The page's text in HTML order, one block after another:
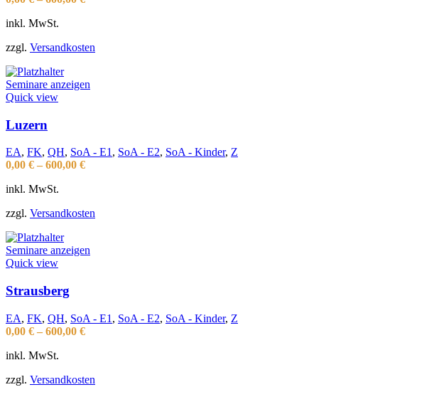
inkl. MwSt.
zzgl. Versandkosten
Seminare anzeigen
Quick view
Luzern
EA, FK, QH, SoA - E1, SoA - E2, SoA - Kinder, Z
0,00 € – 600,00 €
inkl. MwSt.
zzgl. Versandkosten
Seminare anzeigen
Quick view
Strausberg
EA, FK, QH, SoA - E1 , SoA - E2, SoA - Kinder, Z
0,00 € – 600,00 €
inkl. MwSt.
zzgl. Versandkosten